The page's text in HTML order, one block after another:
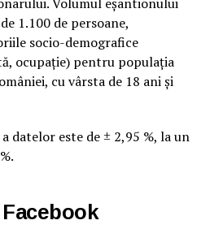
1.100 de persoane,
socio-demografice
ocupaţie) pentru populaţia
cu vârsta de 18 ani şi
datelor este de ± 2,95 %, la un